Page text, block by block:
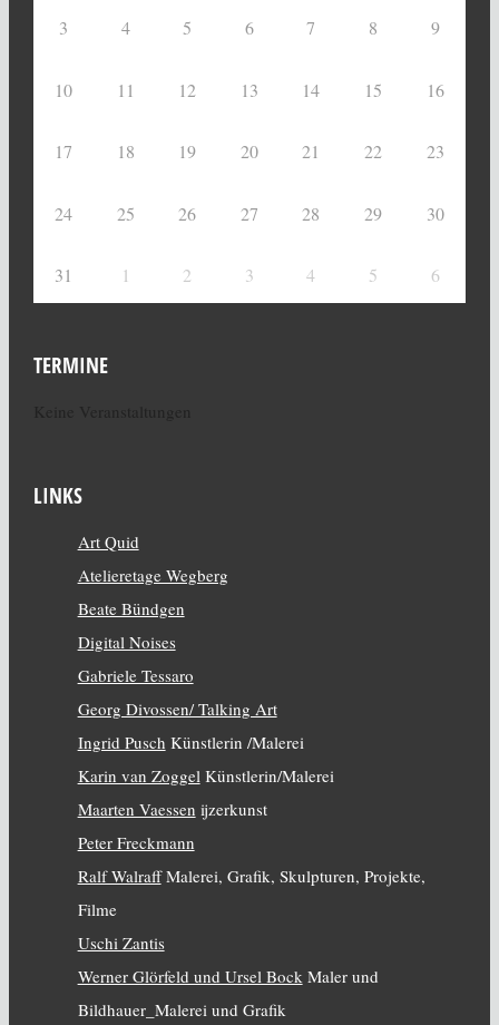
3 4 5 6 7 8 9
10 11 12 13 14 15 16
17 18 19 20 21 22 23
24 25 26 27 28 29 30
31 1 2 3 4 5 6
TERMINE
LINKS
Art Quid
Atelieretage Wegberg
Beate Bündgen
Digital Noises
Gabriele Tessaro
Georg Divossen/ Talking Art
Ingrid Pusch Künstlerin /Malerei
Karin van Zoggel Künstlerin/Malerei
Maarten Vaessen ijzerkunst
Peter Freckmann
Ralf WalraffMalerei, Grafik, Skulpturen, Projekte,
Filme
Uschi Zantis
Werner Glörfeld und Ursel Bock Maler und
Bildhauer_Malerei und Grafik